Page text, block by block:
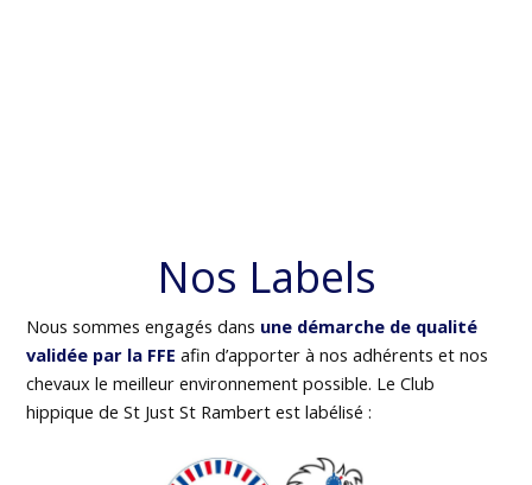
Nos Labels
Nous sommes engagés dans une démarche de qualité
validée par la FFE afin d’apporter à nos adhérents et nos
chevaux le meilleur environnement possible. Le Club
hippique de St Just St Rambert est labélisé :